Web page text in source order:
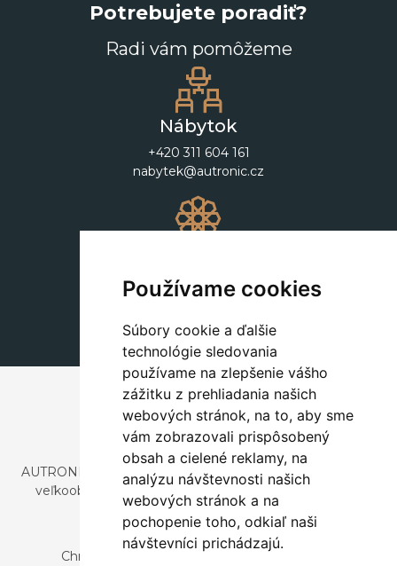
Používame cookies
Súbory cookie a ďalšie
technológie sledovania
používame na zlepšenie vášho
zážitku z prehliadania našich
webových stránok, na to, aby sme
vám zobrazovali prispôsobený
obsah a cielené reklamy, na
analýzu návštevnosti našich
webových stránok a na
pochopenie toho, odkiaľ naši
návštevníci prichádzajú.
Potrebujete poradiť?
Radi vám pomôžeme
Nábytok
+420 311 604 161
nabytek@autronic.cz
+420 311 604 182
dekorace@autronic.cz
AUTRONIC, s.r.o. je spoločnosť zaoberajúca sa dovozom a
veľkoobchodným predajom dizajnového aj štýlového
nábytku a dekorácií.
Česká republika
Chrustenice 270, 267 12 Loděnice u Berouna